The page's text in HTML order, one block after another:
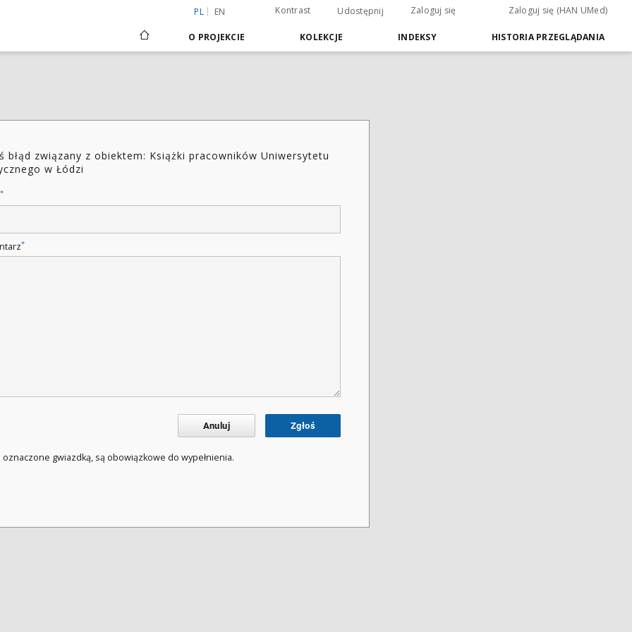
PL EN Kontrast Udostępnij Zaloguj się Zaloguj się (HAN UMed)
O PROJEKCIE KOLEKCJE INDEKSY HISTORIA PRZEGLĄDANIA
błąd związany z obiektem: Książki pracowników Uniwersytetu
w Łódzi
*
*
Anuluj Zgłoś
oznaczone gwiazdką, są obowiązkowe do wypełnienia.